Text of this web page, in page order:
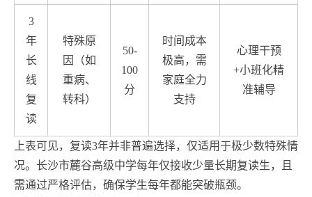
3
年
长
线
复
读
特殊原
因（如
重病、
转科）
50-
100
分
时间成本
极高，需
家庭全力
支持
心理干预
+小班化精
准辅导
上表可见，复读3年并非普遍选择，仅适用于极少数特殊情
况。长沙市麓谷高级中学每年仅接收少量长期复读生，且
需通过严格评估，确保学生每年都能突破瓶颈。